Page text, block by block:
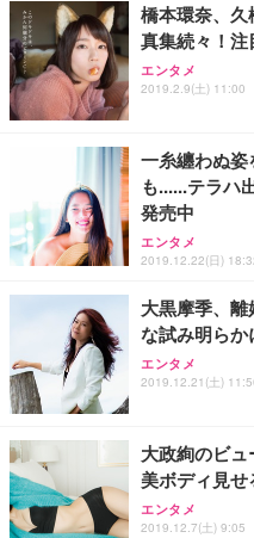
橋本環奈、
真集続々！
エンタメ
2019.2.9(土) 11:00
一糸纏わぬ姿
も......テラハ
発売中
エンタメ
2019.12.22(日)
大黒摩季、
な試み明らか
エンタメ
2019.12.21(土)
大政絢のビ
美ボディ見せ
エンタメ
2019.12.7(土) 9:05